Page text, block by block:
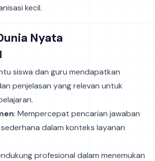
kecil.
Nyata
siswa dan guru mendapatkan
penjelasan yang relevan untuk
: Mempercepat pencarian jawaban
dalam konteks layanan
profesional dalam menemukan